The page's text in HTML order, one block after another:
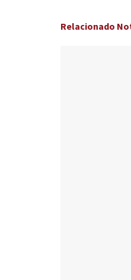
Relacionado